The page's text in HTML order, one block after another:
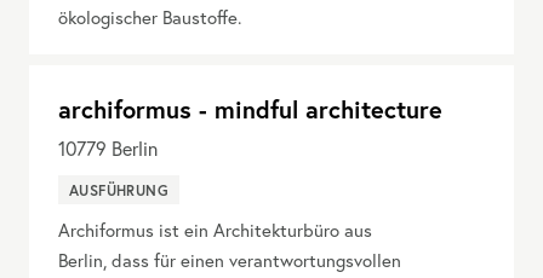
ökologischer Baustoffe.
archiformus - mindful architecture
10779 Berlin
AUSFÜHRUNG
Archiformus ist ein Architekturbüro aus
Berlin, dass für einen verantwortungsvollen